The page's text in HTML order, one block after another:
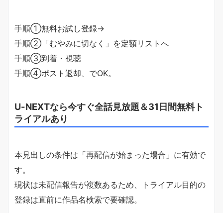
手順①無料お試し登録→
手順②「むやみに切なく」を定額リストへ
手順③到着・視聴
手順④ポスト返却、でOK。
U-NEXTなら今すぐ全話見放題＆31日間無料ト
ライアルあり
本見出しの条件は「再配信が始まった場合」に有効で
す。
現状は未配信報告が複数あるため、トライアル目的の
登録は直前に作品名検索で要確認。